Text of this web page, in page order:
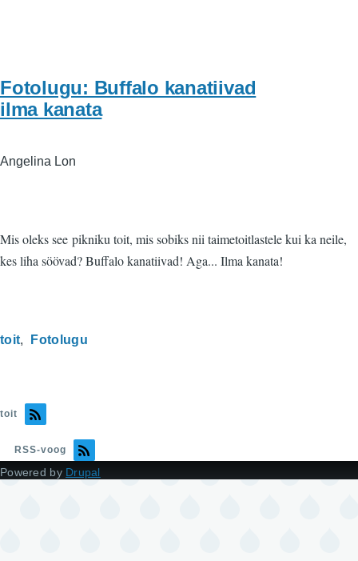
Fotolugu: Buffalo kanatiivad
ilma kanata
Angelina Lon
Mis oleks see pikniku toit, mis sobiks nii taimetoitlastele kui ka neile,
kes liha söövad? Buffalo kanatiivad! Aga... Ilma kanata!
toit Fotolugu
toit
RSS-voog
Powered by Drupal